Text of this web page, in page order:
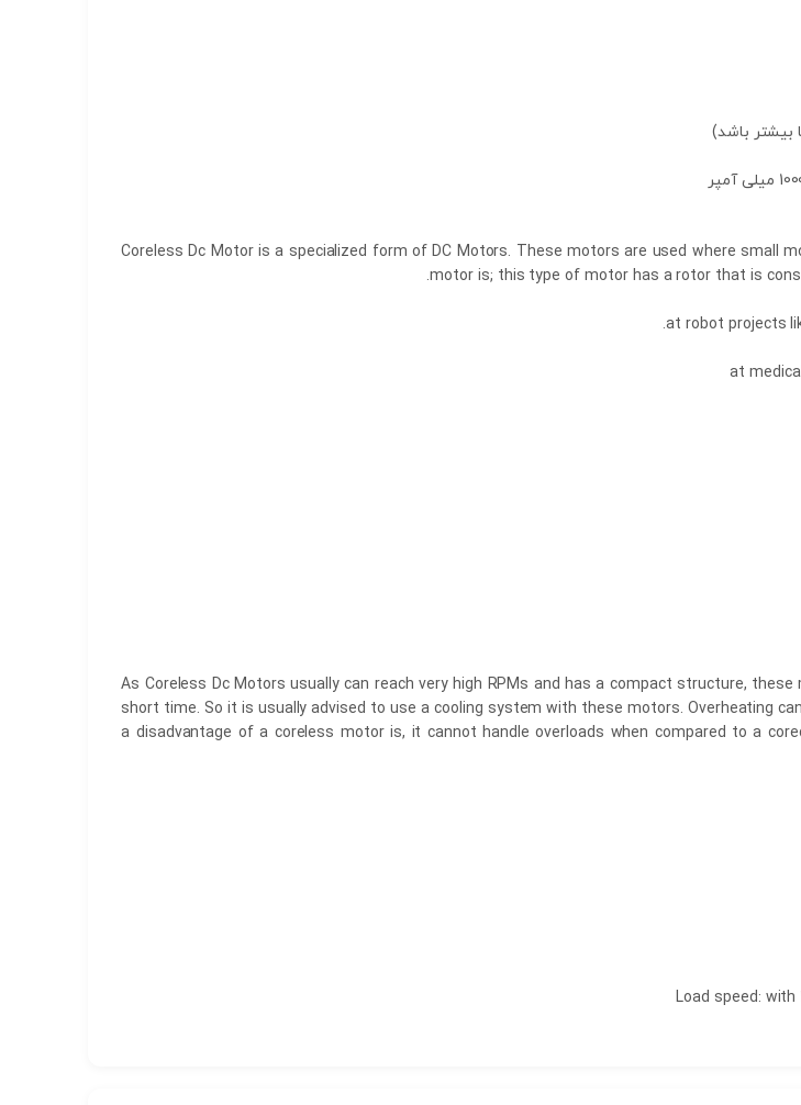
Coreless Dc Motor is a specialized form of DC Motors. These motors are used where small
motor is; this type of motor has a rotor that is
As Coreless Dc Motors usually can reach very high RPMs and has a compact structure,
short time. So it is usually advised to use a cooling system with these motors. Overheating
a disadvantage of a coreless motor is, it cannot handle overloads when compared to a
Load speed: